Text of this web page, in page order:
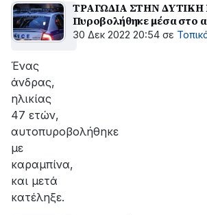
ΤΡΑΓΩΔΙΑ ΣΤΗΝ
Πυροβολήθηκε μέσα στο
30 Δεκ 2022 20:54 σε
Ένας
άνδρας,
ηλικίας
47 ετών,
αυτοπυροβολήθηκε
με
καραμπίνα,
και μετά
κατέληξε.